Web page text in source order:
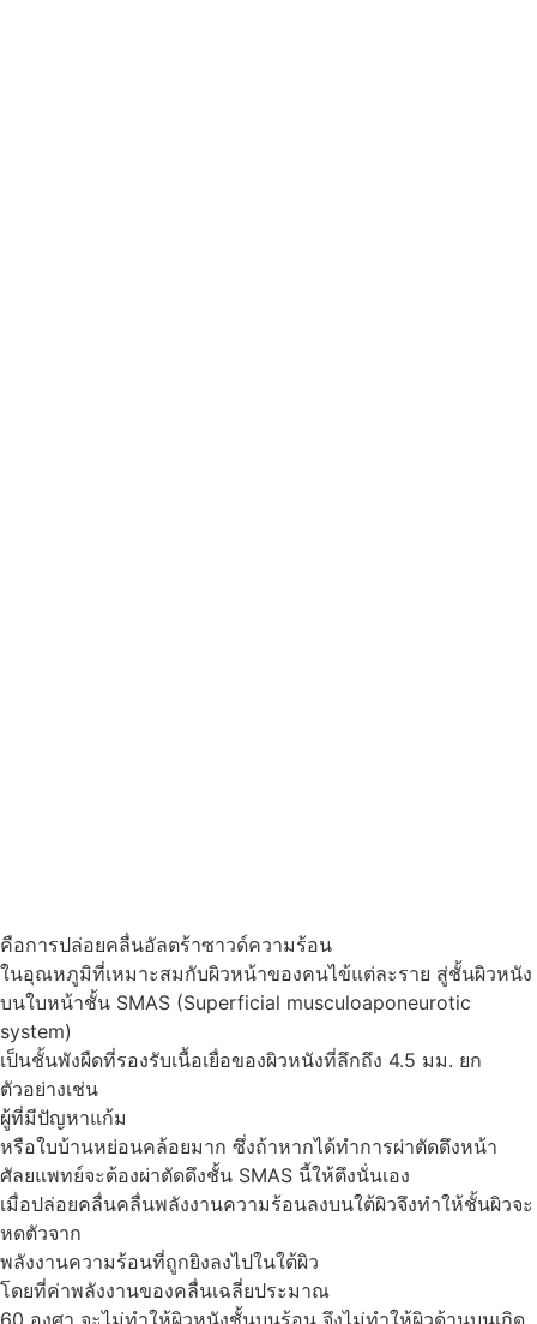
คือการปล่อยคลื่นอัลตร้าซาวด์ความร้อน
ในอุณหภูมิที่เหมาะสมกับผิวหน้าของคนไข้แต่ละราย สู่ชั้นผิวหนัง
บนใบหน้าชั้น SMAS (Superficial musculoaponeurotic
system)
เป็นชั้นพังผืดที่รองรับเนื้อเยื่อของผิวหนังที่ลึกถึง 4.5 มม. ยก
ตัวอย่างเช่น
ผู้ที่มีปัญหาแก้ม
หรือใบบ้านหย่อนคล้อยมาก ซึ่งถ้าหากได้ทำการผ่าตัดดึงหน้า
ศัลยแพทย์จะต้องผ่าตัดดึงชั้น SMAS นี้ให้ตึงนั่นเอง
เมื่อปล่อยคลื่นคลื่นพลังงานความร้อนลงบนใต้ผิวจึงทำให้ชั้นผิวจะ
หดตัวจาก
พลังงานความร้อนที่ถูกยิงลงไปในใต้ผิว
โดยที่ค่าพลังงานของคลื่นเฉลี่ยประมาณ
60 องศา จะไม่ทำให้ผิวหนังชั้นบนร้อน จึงไม่ทำให้ผิวด้านบนเกิด